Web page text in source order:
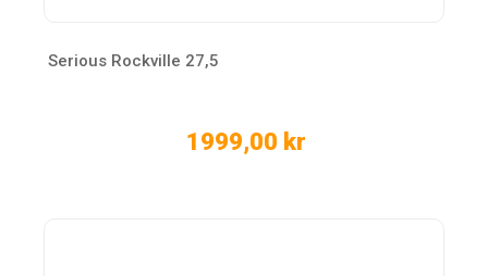
Serious Rockville 27,5
1999,00 kr